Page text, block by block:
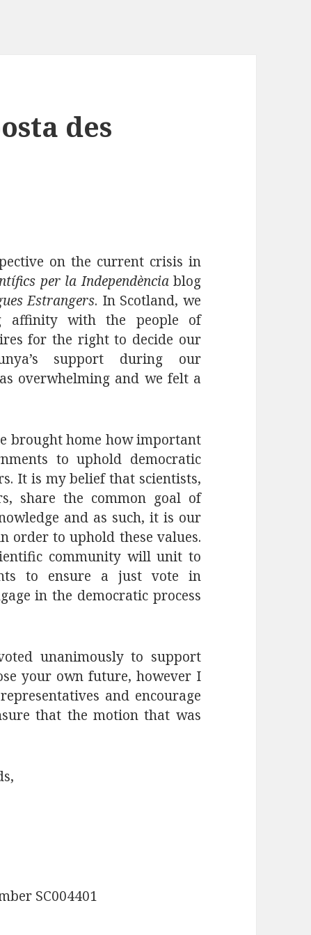
des
on the current crisis in
per la Independènciablog
Estrangers. In Scotland, we
affinity with the people of
for the right to decide our
support during our
overwhelming and we felt a
brought home how important
to uphold democratic
It is my belief that scientists,
share the common goal of
and as such, it is our
order to uphold these values.
community will unit to
to ensure a just vote in
in the democratic process
unanimously to support
your own future, however I
and encourage
that the motion that was
SC004401